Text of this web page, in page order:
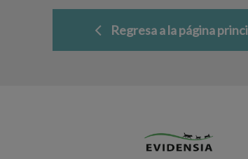
Regresa a la página